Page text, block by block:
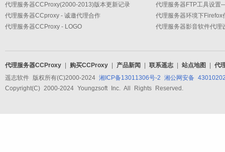
代理服务器CCProxy(2000-2013)版本更新记录
代理服务器CCproxy - 诚邀代理合作
代理服务器CCProxy - LOGO
代理服务器环境下Firefox
代理服务器CCProxy 购买CCProxy 产品新闻 联系遥志 站点地图
代
遥志软件 版权所有(C)2000-2024 湘ICP备13011306号-2 湘公网安备
Copyright(C) 2000-2024 Youngzsoft Inc. All Rights Reserved.